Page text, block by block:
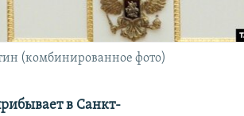
(комбинированное фото)
в Санкт-